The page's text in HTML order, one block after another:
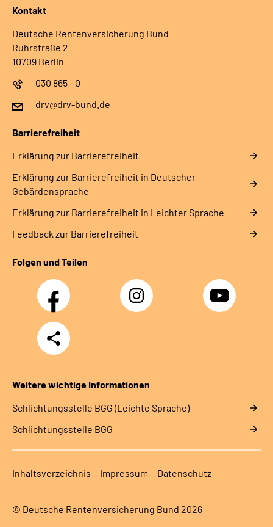
Kontakt
Deutsche Rentenversicherung Bund
Ruhrstraße 2
10709 Berlin
030 865 - 0
drv@drv-bund.de
Barrierefreiheit
Erklärung zur Barrierefreiheit
Erklärung zur Barrierefreiheit in Deutscher
Gebärdensprache
Erklärung zur Barrierefreiheit in Leichter Sprache
Feedback zur Barrierefreiheit
Folgen und Teilen
Facebook Instagram YouTube
Teilen
Weitere wichtige Informationen
Schlich­tungs­stel­le BGG (Leichte Sprache)
Schlich­tungs­stel­le BGG
Inhaltsverzeichnis Impressum Datenschutz
© Deutsche Rentenversicherung Bund 2026